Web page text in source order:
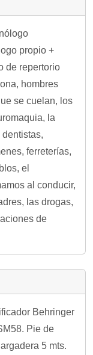
propio +
de repertorio
hombres
se cuelan, los
la
ferreterías,
el
al conducir,
las drogas,
de
Behringer
Pie de
5 mts.